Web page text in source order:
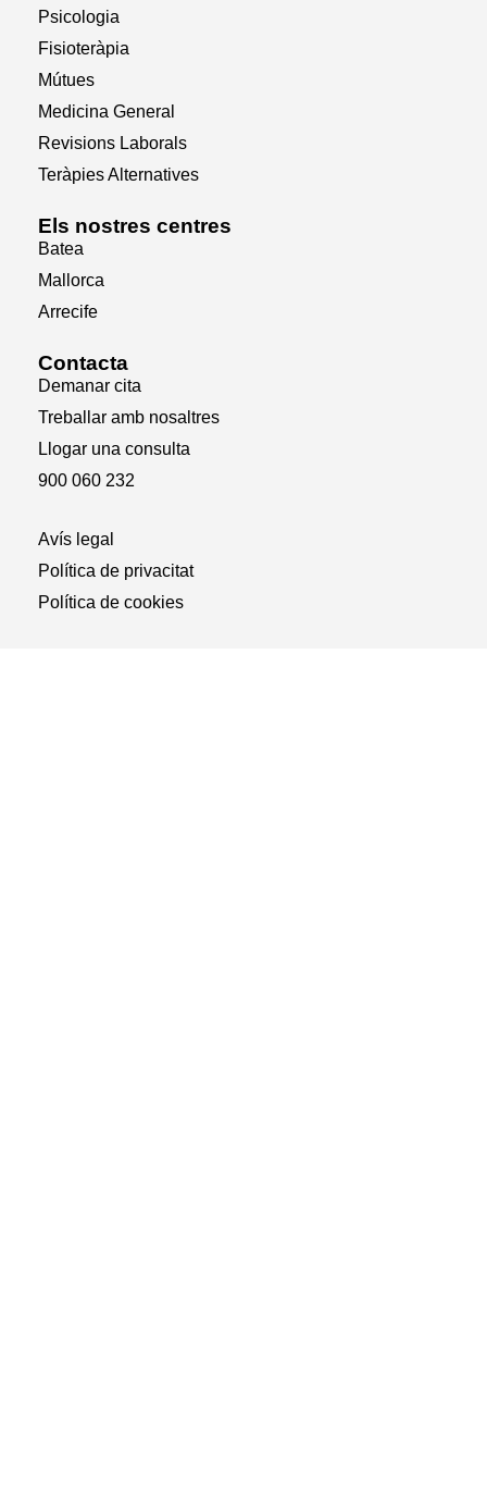
Psicologia
Fisioteràpia
Mútues
Medicina General
Revisions Laborals
Teràpies Alternatives
Els nostres centres
Batea
Mallorca
Arrecife
Contacta
Demanar cita
Treballar amb nosaltres
Llogar una consulta
900 060 232
Avís legal
Política de privacitat
Política de cookies